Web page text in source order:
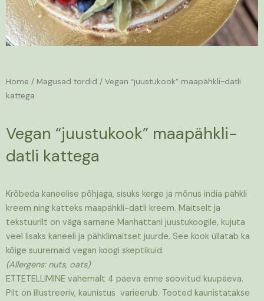
Home / Magusad tordid / Vegan “juustukook” maapähkli-datli
kattega
Vegan “juustukook” maapähkli-
datli kattega
Krõbeda kaneelise põhjaga, sisuks kerge ja mõnus india pähkli
kreem ning katteks maapähkli-datli kreem. Maitselt ja
tekstuurilt on väga sarnane Manhattani juustukoogile, kujuta
veel lisaks kaneeli ja pähklimaitset juurde. See kook üllatab ka
kõige suuremaid vegan koogi skeptikuid.
(Allergens: nuts, oats)
ETTETELLIMINE vähemalt 4 päeva enne soovitud kuupäeva.
Pilt on illustreeriv, kaunistus varieerub. Tooted kaunistatakse